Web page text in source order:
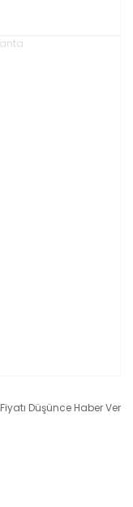
Fiyatı Düşünce Haber Ver